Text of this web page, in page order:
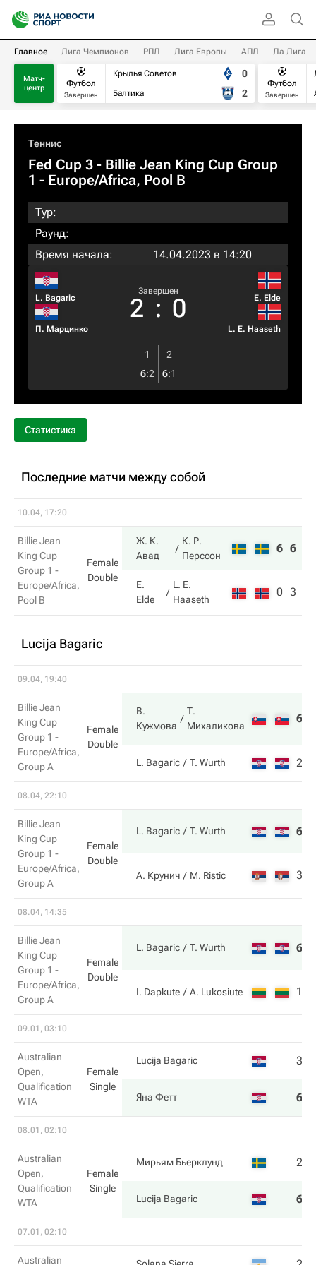
Главное Лига Чемпионов РПЛ Лига Европы АПЛ Ла Лига
Матч-
центр
Футбол
Завершен
Крылья Советов
Балтика
0
2
Футбол
Завершен
Теннис
Fed Cup 3 - Billie Jean King Cup Group
1 - Europe/Africa, Pool B
Тур:
Раунд:
Время начала:
14.04.2023 в 14:20
L. Bagaric
П. Марцинко
Завершен
2 : 0 E. Elde
L. E. Haaseth
1
2
6:2 6:1
Статистика
Последние матчи между собой
10.04, 17:20
Billie Jean
King Cup
Group 1 -
Europe/Africa,
Pool B
Female
Double
Ж. К.
Авад
К. Р.
Перссон
6 6
E.
Elde
L. E.
Haaseth
0 3
Lucija Bagaric
09.04, 19:40
Billie Jean
King Cup
Group 1 -
Europe/Africa,
Group A
Female
Double
В.
Кужмова
Т.
Михаликова
6
L. Bagaric T. Wurth 2
08.04, 22:10
Billie Jean
King Cup
Group 1 -
Europe/Africa,
Group A
Female
Double
L. Bagaric T. Wurth 6
А. Крунич M. Ristic 3
08.04, 14:35
Billie Jean
King Cup
Group 1 -
Europe/Africa,
Group A
Female
Double
L. Bagaric T. Wurth 6
I. Dapkute A. Lukosiute 1
09.01, 03:10
Australian
Open,
Qualification
WTA
Female
Single
Lucija Bagaric 3
Яна Фетт 6
08.01, 02:10
Australian
Open,
Qualification
WTA
Female
Single
Мирьям Бьерклунд 2
Lucija Bagaric 6
07.01, 02:10
Australian